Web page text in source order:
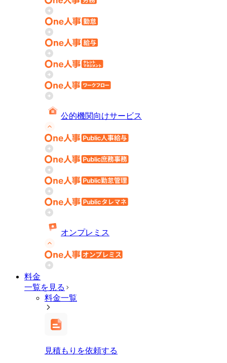
公的機関向けサービス
オンプレミス
料金
一覧を見る
料金一覧
見積もりを依頼する